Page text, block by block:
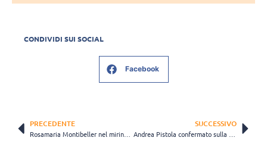
CONDIVIDI SUI SOCIAL
Facebook
PRECEDENTE SUCCESSIVO